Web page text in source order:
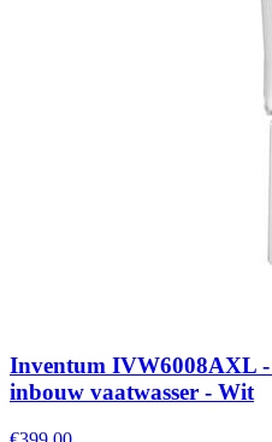
Inventum IVW6008AXL -
inbouw vaatwasser - Wit